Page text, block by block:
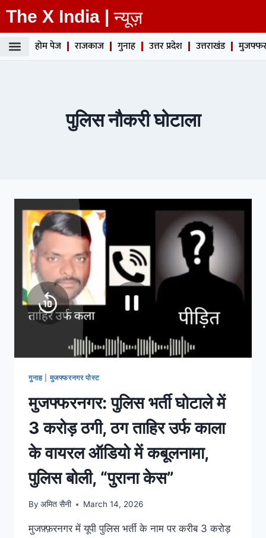
The X India | न्यूज़
होम पेज राजकाज गुनाह उत्तर प्रदेश उत्तराखंड
पुलिस नौकरी घोटाला
गुनाह| मुजफ्फरनगर पोस्ट
मुजफ्फरनगर: पुलिस भर्ती घोटाले में
3 करोड़ ठगी, ठग ताहिर उर्फ काला
के वायरल ऑडियो में कबूलनामा,
पुलिस बोली, “पुराना केस”
By अमित सैनी March 14, 2026
मुजफ़्फ़रनगर में यूपी पुलिस भर्ती के नाम पर करीब 3 करोड़